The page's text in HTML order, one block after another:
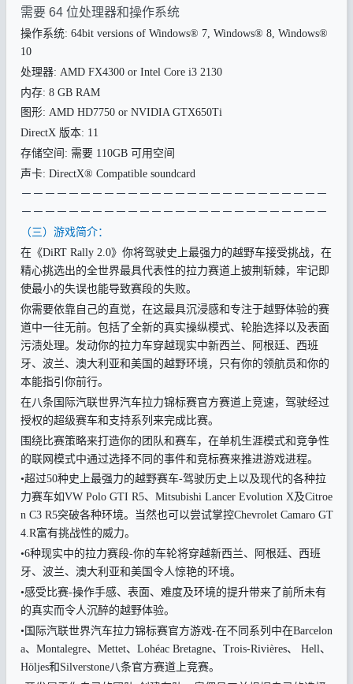
需要 64 位处理器和操作系统
操作系统: 64bit versions of Windows® 7, Windows® 8, Windows®
10
处理器: AMD FX4300 or Intel Core i3 2130
内存: 8 GB RAM
图形: AMD HD7750 or NVIDIA GTX650Ti
DirectX 版本: 11
存储空间: 需要 110GB 可用空间
声卡: DirectX® Compatible soundcard
－ －－－－－－－－－－－－－－－－－－－－－－－－－
－－－－－ －－－－－ －－－－－ －－－－－ －－－－－ －
（三）游戏简介：
在《DiRT Rally 2.0》你将驾驶史上最强力的越野车接受挑战，在
精心挑选出的全世界最具代表性的拉力赛道上披荆斩棘，牢记即
使最小的失误也能导致赛段的失败。
你需要依靠自己的直觉，在这最具沉浸感和专注于越野体验的赛
道中一往无前。包括了全新的真实操纵模式、轮胎选择以及表面
污渍处理。发动你的拉力车穿越现实中新西兰、阿根廷、西班
牙、波兰、澳大利亚和美国的越野环境，只有你的领航员和你的
本能指引你前行。
在八条国际汽联世界汽车拉力锦标赛官方赛道上竞速，驾驶经过
授权的超级赛车和支持系列来完成比赛。
围绕比赛策略来打造你的团队和赛车，在单机生涯模式和竞争性
的联网模式中通过选择不同的事件和竞标赛来推进游戏进程。
•超过50种史上最强力的越野赛车-驾驶历史上以及现代的各种拉
力赛车如VW Polo GTI R5、Mitsubishi Lancer Evolution X及Citroe
n C3 R5突破各种环境。当然也可以尝试掌控Chevrolet Camaro GT
4.R富有挑战性的威力。
•6种现实中的拉力赛段-你的车轮将穿越新西兰、阿根廷、西班
牙、波兰、澳大利亚和美国令人惊艳的环境。
•感受比赛-操作手感、表面、难度及环境的提升带来了前所未有
的真实而令人沉醉的越野体验。
•国际汽联世界汽车拉力锦标赛官方游戏-在不同系列中在Barcelon
a、Montalegre、Mettet、Lohéac Bretagne、Trois-Rivières、 Hell、
Höljes和Silverstone八条官方赛道上竞赛。